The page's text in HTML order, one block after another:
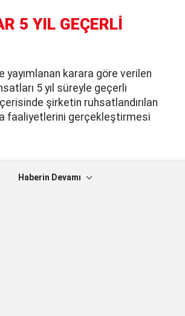
5 YIL GEÇERLİ
yayımlanan karara göre verilen
5 yıl süreyle geçerli
şirketin ruhsatlandırılan
faaliyetlerini gerçekleştirmesi
Haberin Devamı